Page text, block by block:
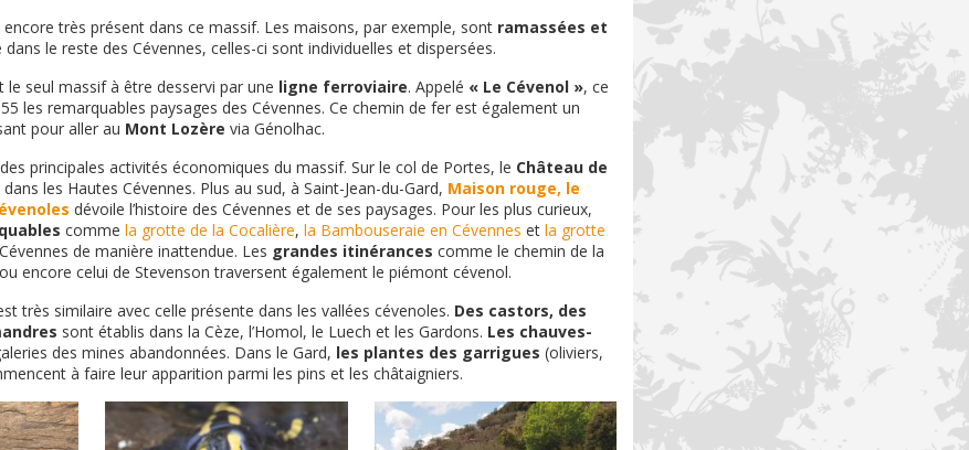
encore très présent dans ce massif. Les maisons, par exemple, sont ramassées et
dans le reste des Cévennes, celles-ci sont individuelles et dispersées.
seul massif à être desservi par une ligne ferroviaire. Appelé « Le Cévenol », ce
les remarquables paysages des Cévennes. Ce chemin de fer est également un
pour aller au Mont Lozère via Génolhac.
des principales activités économiques du massif. Sur le col de Portes, le Château de
dans les Hautes Cévennes. Plus au sud, à Saint-Jean-du-Gard, Maison rouge, le
dévoile l’histoire des Cévennes et de ses paysages. Pour les plus curieux,
comme la grotte de la Cocalière, la Bambouseraie en Cévennes et la grotte
de manière inattendue. Les grandes itinérances comme le chemin de la
ou encore celui de Stevenson traversent également le piémont cévenol.
très similaire avec celle présente dans les vallées cévenoles. Des castors, des
sont établis dans la Cèze, l’Homol, le Luech et les Gardons. Les chauves-
des mines abandonnées. Dans le Gard, les plantes des garrigues (oliviers,
à faire leur apparition parmi les pins et les châtaigniers.